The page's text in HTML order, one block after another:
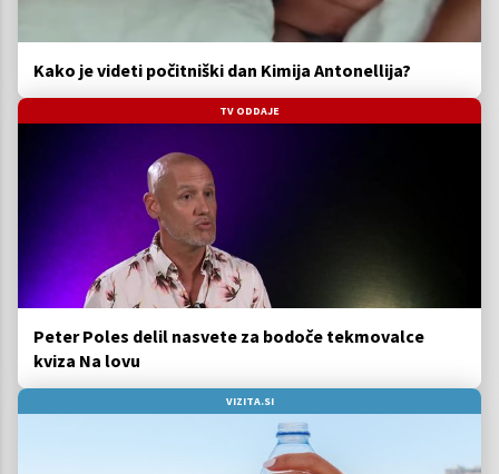
Kako je videti počitniški dan Kimija Antonellija?
TV ODDAJE
Peter Poles delil nasvete za bodoče tekmovalce
kviza Na lovu
VIZITA.SI